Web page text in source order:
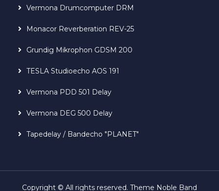
Vermona Drumcomputer DRM
Monacor Reverberation REV-25
Grundig Mikrophon GDSM 200
TESLA Studioecho AOS 191
Vermona PDD 501 Delay
Vermona DEG 500 Delay
Tapedelay / Bandecho "PLANET"
Copyright © All rights reserved. Theme Noble Band